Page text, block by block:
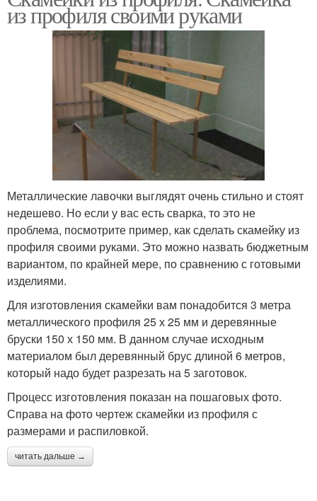
из профиля своими руками
Металлические лавочки выглядят очень стильно и стоят
недешево. Но если у вас есть сварка, то это не
проблема, посмотрите пример, как сделать скамейку из
профиля своими руками. Это можно назвать бюджетным
вариантом, по крайней мере, по сравнению с готовыми
изделиями.
Для изготовления скамейки вам понадобится 3 метра
металлического профиля 25 х 25 мм и деревянные
бруски 150 х 150 мм. В данном случае исходным
материалом был деревянный брус длиной 6 метров,
который надо будет разрезать на 5 заготовок.
Процесс изготовления показан на пошаговых фото.
Справа на фото чертеж скамейки из профиля с
размерами и распиловкой.
читать дальше →